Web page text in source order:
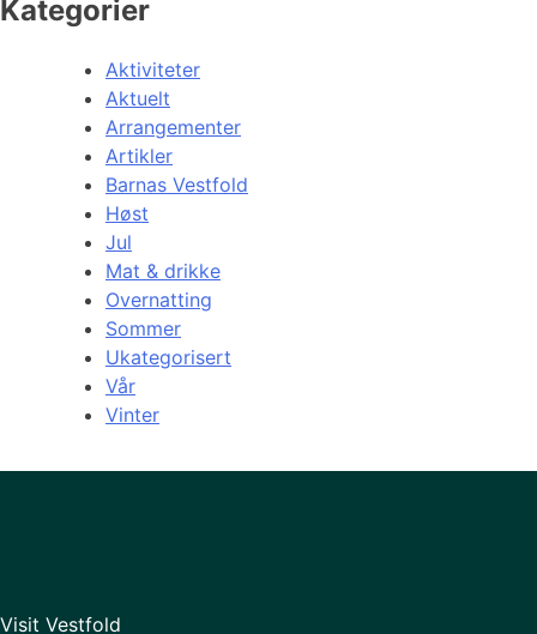
Kategorier
Aktiviteter
Aktuelt
Arrangementer
Artikler
Barnas Vestfold
Høst
Jul
Mat & drikke
Overnatting
Sommer
Ukategorisert
Vår
Vinter
Visit Vestfold